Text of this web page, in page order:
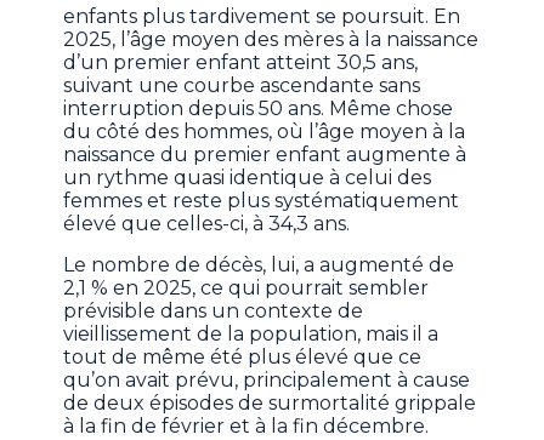
enfants plus tardivement se poursuit. En
2025, l’âge moyen des mères à la naissance
d’un premier enfant atteint 30,5 ans,
suivant une courbe ascendante sans
interruption depuis 50 ans. Même chose
du côté des hommes, où l’âge moyen à la
naissance du premier enfant augmente à
un rythme quasi identique à celui des
femmes et reste plus systématiquement
élevé que celles-ci, à 34,3 ans.
Le nombre de décès, lui, a augmenté de
2,1 % en 2025, ce qui pourrait sembler
prévisible dans un contexte de
vieillissement de la population, mais il a
tout de même été plus élevé que ce
qu’on avait prévu, principalement à cause
de deux épisodes de surmortalité grippale
à la fin de février et à la fin décembre.